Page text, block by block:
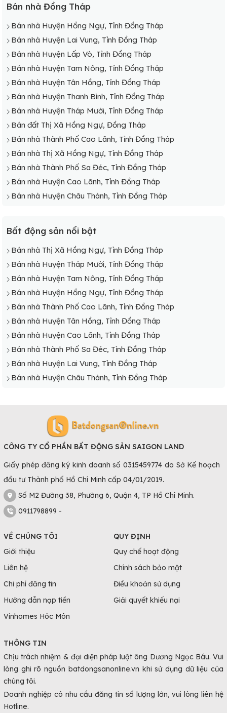
Bán nhà Đồng Tháp
Bán nhà Huyện Hồng Ngự, Tỉnh Đồng Tháp
Bán nhà Huyện Lai Vung, Tỉnh Đồng Tháp
Bán nhà Huyện Lấp Vò, Tỉnh Đồng Tháp
Bán nhà Huyện Tam Nông, Tỉnh Đồng Tháp
Bán nhà Huyện Tân Hồng, Tỉnh Đồng Tháp
Bán nhà Huyện Thanh Bình, Tỉnh Đồng Tháp
Bán nhà Huyện Tháp Mười, Tỉnh Đồng Tháp
Bán đất Thị Xã Hồng Ngự, Đồng Tháp
Bán nhà Thành Phố Cao Lãnh, Tỉnh Đồng Tháp
Bán nhà Thị Xã Hồng Ngự, Tỉnh Đồng Tháp
Bán nhà Thành Phố Sa Đéc, Tỉnh Đồng Tháp
Bán nhà Huyện Cao Lãnh, Tỉnh Đồng Tháp
Bán nhà Huyện Châu Thành, Tỉnh Đồng Tháp
Bất động sản nổi bật
Bán nhà Thị Xã Hồng Ngự, Tỉnh Đồng Tháp
Bán nhà Huyện Tháp Mười, Tỉnh Đồng Tháp
Bán nhà Huyện Tam Nông, Tỉnh Đồng Tháp
Bán nhà Huyện Hồng Ngự, Tỉnh Đồng Tháp
Bán nhà Thành Phố Cao Lãnh, Tỉnh Đồng Tháp
Bán nhà Huyện Tân Hồng, Tỉnh Đồng Tháp
Bán nhà Huyện Cao Lãnh, Tỉnh Đồng Tháp
Bán nhà Thành Phố Sa Đéc, Tỉnh Đồng Tháp
Bán nhà Huyện Lai Vung, Tỉnh Đồng Tháp
Bán nhà Huyện Châu Thành, Tỉnh Đồng Tháp
CÔNG TY CỔ PHẦN BẤT ĐỘNG SẢN SAIGON LAND
Giấy phép đăng ký kinh doanh số 0315459774 do Sở Kế hoạch
đầu tư Thành phố Hồ Chí Minh cấp 04/01/2019.
Số M2 Đường 38, Phường 6, Quận 4, TP Hồ Chí Minh.
0911798899 -
VỀ CHÚNG TÔI
Giới thiệu
Liên hệ
Chi phí đăng tin
Hướng dẫn nạp tiền
Vinhomes Hóc Môn
QUY ĐỊNH
Quy chế hoạt động
Chính sách bảo mật
Điều khoản sử dụng
Giải quyết khiếu nại
THÔNG TIN
Chịu trách nhiệm & đại diện pháp luật ông Dương Ngọc Báu. Vui
lòng ghi rõ nguồn batdongsanonline.vn khi sử dụng dữ liệu của
chúng tôi.
Doanh nghiệp có nhu cầu đăng tin số lượng lớn, vui lòng liên hệ
Hotline.